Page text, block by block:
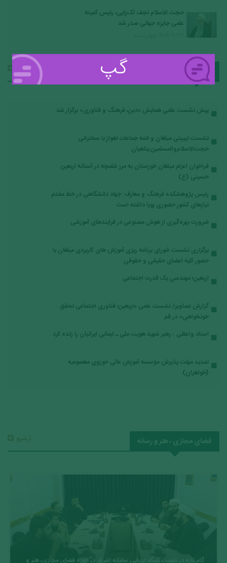
گپ
حجت الاسلام نجف لک‌زایی، رئیس کمیته
علمی جایزه جهانی صدر شد
آخرین اخبار
پیش نشست علمی همایش «دین، فرهنگ و فناوری» برگزار شد
نشست تبیینی مبلغان و ائمه جماعات اهواز با سخنرانی
حجت‌الاسلام‌والمسلمین پناهیان
فراخوان اعزام مبلغان خوزستان به مرز شلمچه در آستانه اربعین
حسینی (ع)
رئیس پژوهشکده فرهنگ و معارف: جهاد دانشگاهی در خط مقدم
نیازهای کشور حضوری پویا داشته است
ضرورت بهره‌گیری از هوش مصنوعی در فرایندهای آموزشی
برگزاری نشست شورای برنامه ریزی آموزش های کاربردی مبلغان با
حضور کلیه اعضای حقیقی و حقوقی
اربعین؛ مهندسیِ یک قدرت اجتماعی
گزارش تصاویر/ نشست علمی «اربعین؛ فناوری اجتماعی تحقق
خونخواهی» در قم
استاد واعظی : رهبر شهید هویت ملی ـ ایمانی ایرانیان را زنده کرد
تمدید مهلت پذیرش مؤسسه آموزش عالی حوزوی معصومیه
(خواهران)
آرشیو
فضای مجازی ، هنر و رسانه
گام تازه در تقویت شبکه ارزیابی سامانه اشراق در حوزه فضای مجازی، هنر و